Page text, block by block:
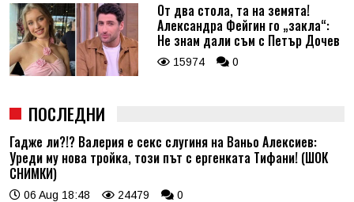
От два стола, та на земята!
Александра Фейгин го „закла“:
Не знам дали съм с Петър Дочев
15974 0
ПОСЛЕДНИ
Гадже ли?!? Валерия е секс слугиня на Ваньо Алексиев:
Уреди му нова тройка, този път с ергенката Тифани! (ШОК
СНИМКИ)
06 Aug 18:48 24479 0